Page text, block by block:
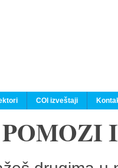
COI izveštaji
POMOZI